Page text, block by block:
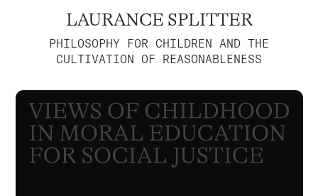
LAURANCE SPLITTER
PHILOSOPHY FOR CHILDREN AND THE
CULTIVATION OF REASONABLENESS